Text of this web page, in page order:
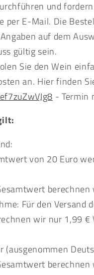
und
per E-Mail. Die
auf dem
gültig sein.
Sie den Wein
an. Hier finden
- Termin
von 20 Euro
Für den Versand
wir nur 1,99 €
(ausgenommen